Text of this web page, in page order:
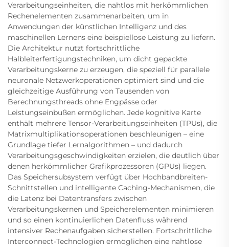
Verarbeitungseinheiten, die nahtlos mit herkömmlichen
Rechenelementen zusammenarbeiten, um in
Anwendungen der künstlichen Intelligenz und des
maschinellen Lernens eine beispiellose Leistung zu liefern.
Die Architektur nutzt fortschrittliche
Halbleiterfertigungstechniken, um dicht gepackte
Verarbeitungskerne zu erzeugen, die speziell für parallele
neuronale Netzwerkoperationen optimiert sind und die
gleichzeitige Ausführung von Tausenden von
Berechnungsthreads ohne Engpässe oder
Leistungseinbußen ermöglichen. Jede kognitive Karte
enthält mehrere Tensor-Verarbeitungseinheiten (TPUs), die
Matrixmultiplikationsoperationen beschleunigen – eine
Grundlage tiefer Lernalgorithmen – und dadurch
Verarbeitungsgeschwindigkeiten erzielen, die deutlich über
denen herkömmlicher Grafikprozessoren (GPUs) liegen.
Das Speichersubsystem verfügt über Hochbandbreiten-
Schnittstellen und intelligente Caching-Mechanismen, die
die Latenz bei Datentransfers zwischen
Verarbeitungskernen und Speicherelementen minimieren
und so einen kontinuierlichen Datenfluss während
intensiver Rechenaufgaben sicherstellen. Fortschrittliche
Interconnect-Technologien ermöglichen eine nahtlose